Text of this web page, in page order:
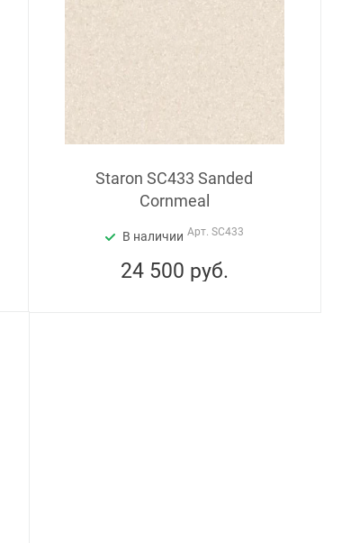
Staron SC433 Sanded
Cornmeal
В наличии Арт. SC433
24 500 руб.